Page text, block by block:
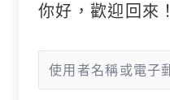
你好，歡迎回來！